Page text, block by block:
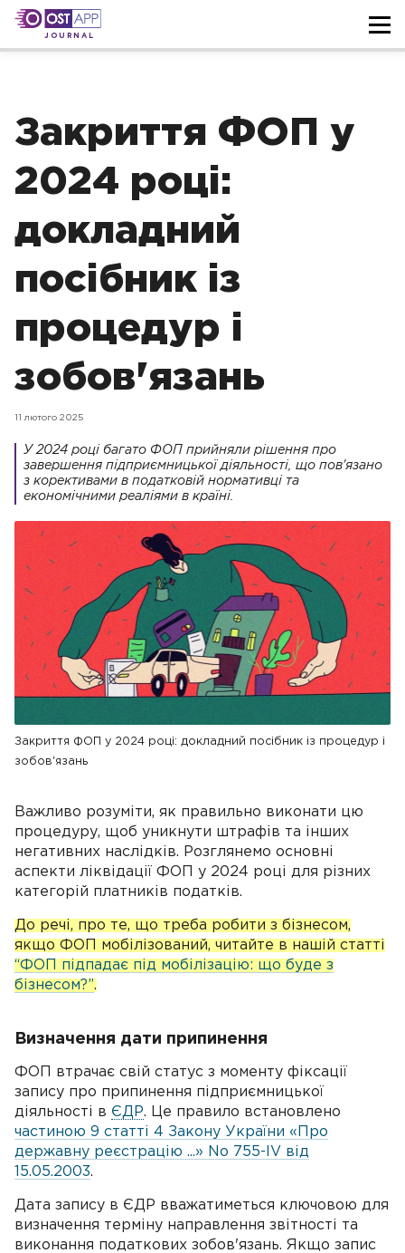
JOURNAL
Закриття ФОП у
2024 році:
докладний
посібник із
процедур і
зобов'язань
11 лютого 2025
У 2024 році багато ФОП прийняли рішення про
завершення підприємницької діяльності, що пов'язано
з корективами в податковій нормативці та
економічними реаліями в країні.
Закриття ФОП у 2024 році: докладний посібник із процедур і
зобов'язань
Важливо розуміти, як правильно виконати цю
процедуру, щоб уникнути штрафів та інших
негативних наслідків. Розглянемо основні
аспекти ліквідації ФОП у 2024 році для різних
категорій платників податків.
До речі, про те, що треба робити з бізнесом,
якщо ФОП мобілізований, читайте в нашій статті
“ФОП підпадає під мобілізацію: що буде з
бізнесом?”.
Визначення дати припинення
ФОП втрачає свій статус з моменту фіксації
запису про припинення підприємницької
діяльності в ЄДР. Це правило встановлено
частиною 9 статті 4 Закону України «Про
державну реєстрацію ...» No 755-IV від
15.05.2003.
Дата запису в ЄДР вважатиметься ключовою для
визначення терміну направлення звітності та
виконання податкових зобов'язань. Якщо запис